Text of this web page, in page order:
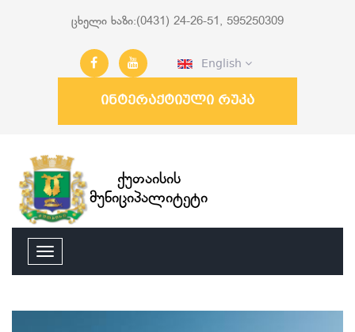
ცხელი ხაზი:(0431) 24-26-51, 595250309
English
ინტერაქტიული რუკა
ქუთაისის
მუნიციპალიტეტი